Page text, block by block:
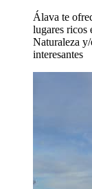
Álava te
lugares ricos
Naturaleza
interesantes